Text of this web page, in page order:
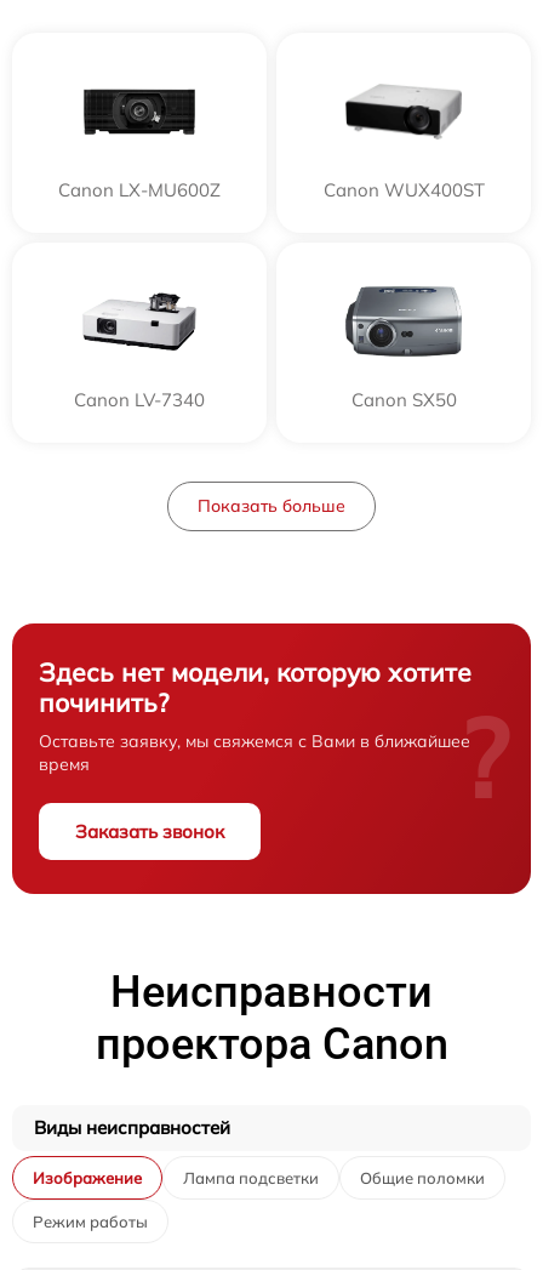
Canon LX-MU600Z Canon WUX400ST
Canon LV-7340 Canon SX50
Показать больше
Здесь нет модели, которую хотите
починить?
Оставьте заявку, мы свяжемся с Вами в ближайшее
время
Заказать звонок
?
Неисправности
проектора Canon
Виды неисправностей
Изображение Лампа подсветки Общие поломки
Режим работы